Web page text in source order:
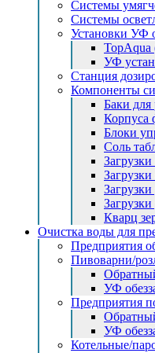
Системы
Системы
Установки УФ
УФ
Станция
Компоненты
Баки для
Корпуса
Блоки
Соль
Кварц
Очистка воды для
Предприятия
Пивоварни/
УФ
Предприятия
УФ
Котельные/